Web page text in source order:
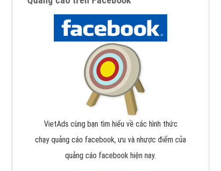
VietAds cùng bạn tìm hiểu về các hình thức
chạy quảng cáo facebook, ưu và nhược điểm của
quảng cáo facebook hiện nay.